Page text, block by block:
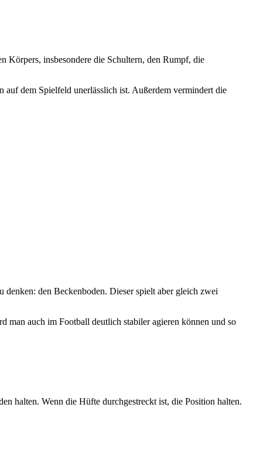
Körpers, insbesondere die Schultern, den Rumpf, die
dem Spielfeld unerlässlich ist. Außerdem vermindert die
den Beckenboden. Dieser spielt aber gleich zwei
man auch im Football deutlich stabiler agieren können und so
halten. Wenn die Hüfte durchgestreckt ist, die Position halten.